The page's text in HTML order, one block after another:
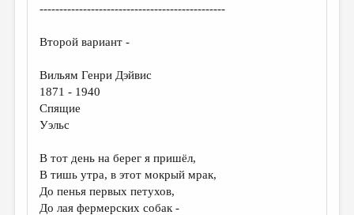
ПУБЛИЦИСТИКА
РЕЦЕНЗИРОВАНИЕ
ТРЕДИАКОВСКИЙ
МЕДИА
-----------------------------------------------
Второй вариант -
Вильям Генри Дэйвис
1871 - 1940
Спящие
Уэльс
В тот день на берег я пришёл,
В тишь утра, в этот мокрый мрак,
До пенья первых петухов,
До лая фермерских собак -